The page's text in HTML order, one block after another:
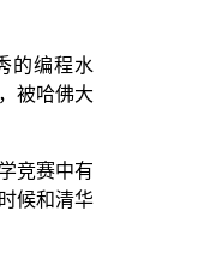
的编程水
被哈佛大
竞赛中有
候和清华